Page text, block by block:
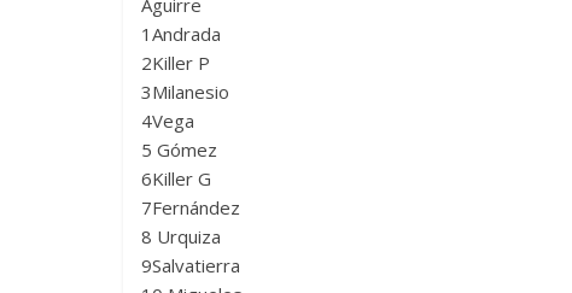
1Andrada
2Killer P
3Milanesio
4Vega
5 Gómez
6Killer G
7Fernández
8 Urquiza
9Salvatierra